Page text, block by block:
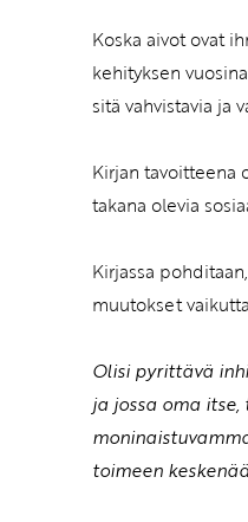
Koska aivot ovat
kehityksen
sitä vahvistavia ja
Kirjan tavoitteena
takana olevia
Kirjassa
muutokset
Olisi pyrittävä
ja jossa oma
toimeen